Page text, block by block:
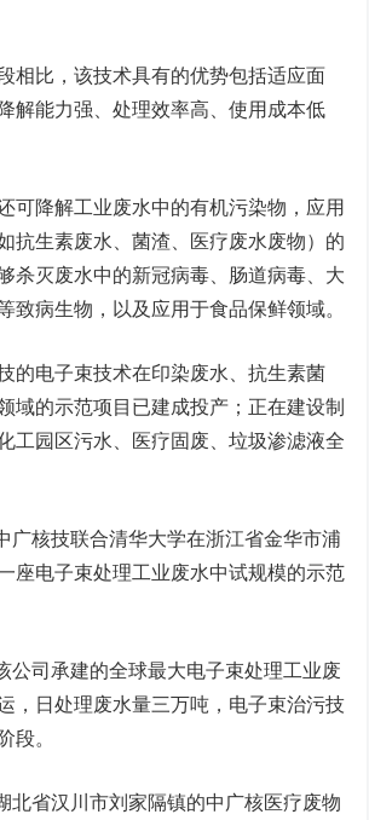
比，该技术具有的优势包括适应面
解能力强、处理效率高、使用成本低
可降解工业废水中的有机污染物，应用
抗生素废水、菌渣、医疗废水废物）的
杀灭废水中的新冠病毒、肠道病毒、大
致病生物 ，以及 应用于食品保鲜领域。
的电子束技术在印染废水、抗生素菌
域的示范项目已建成投产；正在建设制
工园区污水、医疗固废、垃圾渗滤液全
核技联合清华大学在浙江省金华市浦
座电子束处理工业废水中试规模的示范
公司承建的全球最大电子束处理工业废
， 日处理废水量三万吨 ， 电子束治污技
段。
北省汉川市刘家隔镇的中广核医疗废物